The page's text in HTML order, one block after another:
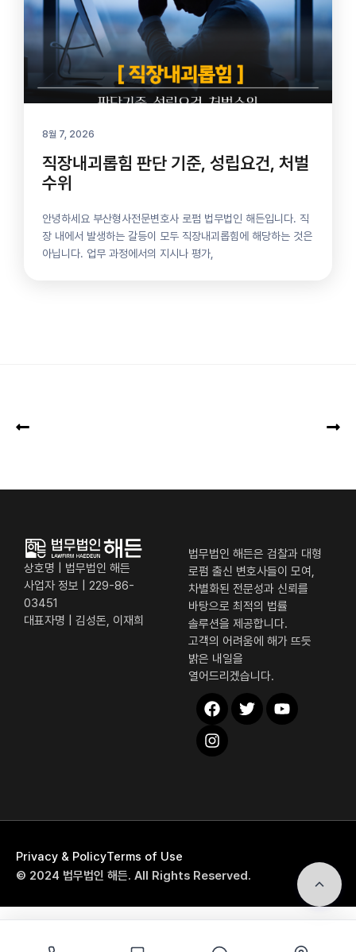
8월 7, 2026
직장내괴롭힘 판단 기준, 성립요건, 처벌
수위
안녕하세요 부산형사전문변호사 로펌 법무법인 해든입니다. 직
장 내에서 발생하는 갈등이 모두 직장내괴롭힘에 해당하는 것은
아닙니다. 업무 과정에서의 지시나 평가,
상호명 | 법무법인 해든
사업자 정보 | 229-86-
03451
대표자명 | 김성돈, 이재희
법무법인 해든은 검찰과 대형
로펌 출신 변호사들이 모여,
차별화된 전문성과 신뢰를
바탕으로 최적의 법률
솔루션을 제공합니다.
고객의 어려움에 해가 뜨듯
밝은 내일을
열어드리겠습니다.
Privacy & PolicyTerms of Use
© 2024 법무법인 해든. All Rights Reserved.
해든 퀵 메뉴